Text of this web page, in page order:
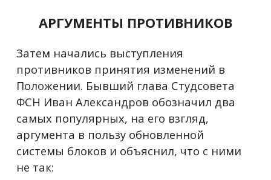
АРГУМЕНТЫ ПРОТИВНИКОВ
Затем начались выступления
противников принятия изменений в
Положении. Бывший глава Cтудсовета
ФСН Иван Александров обозначил два
самых популярных, на его взгляд,
аргумента в пользу обновленной
системы блоков и объяснил, что с ними
не так: